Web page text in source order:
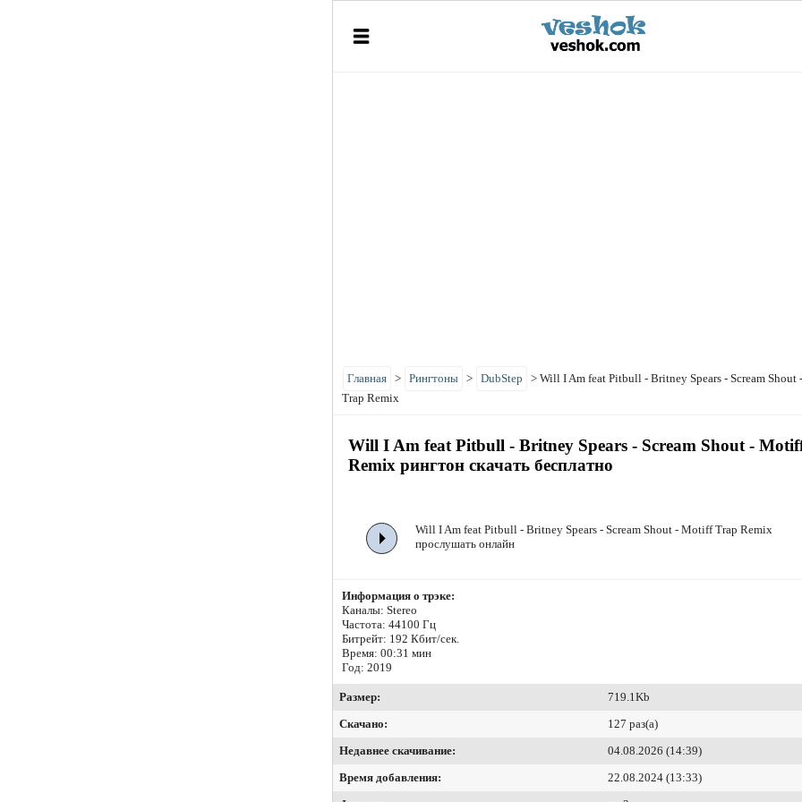
Главная > Рингтоны > DubStep > Will I Am feat Pitbull - Britney Spears - Scream
Trap Remix
Will I Am feat Pitbull - Britney Spears - Scream Shout -
Remix рингтон скачать бесплатно
Will I Am feat Pitbull - Britney Spears - Scream Shout - Motiff Trap Remix
прослушать онлайн
Информация о трэке:
Каналы: Stereo
Частота: 44100 Гц
Битрейт: 192 Кбит/сек.
Время: 00:31 мин
Год: 2019
Размер:
719.1Kb
Скачано:
127 раз(а)
Недавнее скачивание:
04.08.2026 (14:39)
Время добавления:
22.08.2024 (13:33)